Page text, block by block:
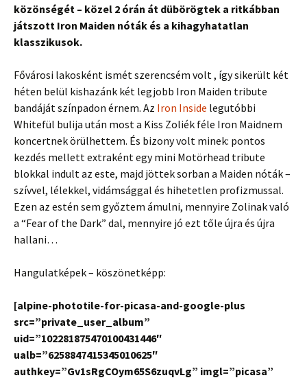
közönségét – közel 2 órán át dübörögtek a ritkábban
játszott Iron Maiden nóták és a kihagyhatatlan
klasszikusok.
Fővárosi lakosként ismét szerencsém volt , így sikerült két
héten belül kishazánk két legjobb Iron Maiden tribute
bandáját színpadon érnem. Az Iron Inside legutóbbi
Whitefül bulija után most a Kiss Zoliék féle Iron Maidnem
koncertnek örülhettem. És bizony volt minek: pontos
kezdés mellett extraként egy mini Motörhead tribute
blokkal indult az este, majd jöttek sorban a Maiden nóták –
szívvel, lélekkel, vidámsággal és hihetetlen profizmussal.
Ezen az estén sem győztem ámulni, mennyire Zolinak való
a “Fear of the Dark” dal, mennyire jó ezt tőle újra és újra
hallani…
Hangulatképek – köszönetképp:
[alpine-phototile-for-picasa-and-google-plus
src=”private_user_album”
uid=”102281875470100431446″
ualb=”6258847415345010625″
authkey=”Gv1sRgCOym65S6zuqvLg” imgl=”picasa”